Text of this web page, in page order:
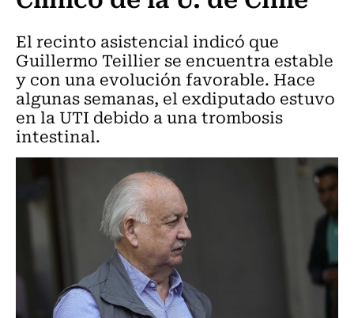
El recinto asistencial indicó que
Guillermo Teillier se encuentra estable
y con una evolución favorable. Hace
algunas semanas, el exdiputado estuvo
en la UTI debido a una trombosis
intestinal.